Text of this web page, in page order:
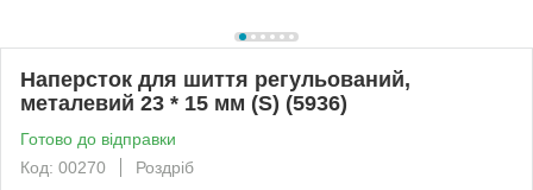
Наперсток для шиття регульований,
металевий 23 * 15 мм (S) (5936)
Готово до відправки
Код: 00270
Роздріб